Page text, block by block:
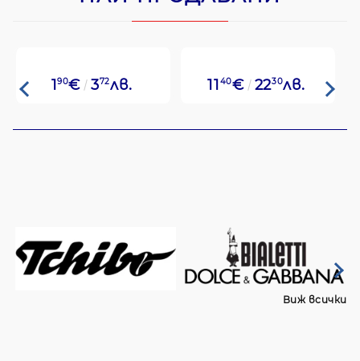
190€ 372лв. 11 40€ 2230лв.
Виж всички